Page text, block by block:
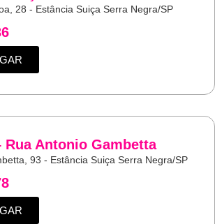
28 - Estância Suiça Serra Negra/SP
Rua Antonio Gambetta
93 - Estância Suiça Serra Negra/SP